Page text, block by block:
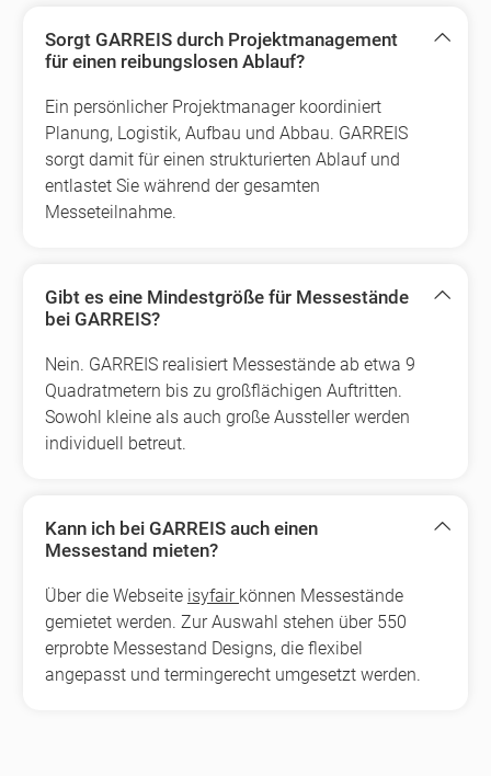
Sorgt GARREIS durch Projektmanagement
für einen reibungslosen Ablauf?
Ein persönlicher Projektmanager koordiniert
Planung, Logistik, Aufbau und Abbau. GARREIS
sorgt damit für einen strukturierten Ablauf und
entlastet Sie während der gesamten
Messeteilnahme.
Gibt es eine Mindestgröße für Messestände
bei GARREIS?
Nein. GARREIS realisiert Messestände ab etwa 9
Quadratmetern bis zu großflächigen Auftritten.
Sowohl kleine als auch große Aussteller werden
individuell betreut.
Kann ich bei GARREIS auch einen
Messestand mieten?
Über die Webseite isyfair können Messestände
gemietet werden. Zur Auswahl stehen über 550
erprobte Messestand Designs, die flexibel
angepasst und termingerecht umgesetzt werden.